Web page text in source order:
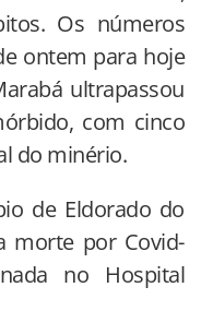
Os números
ontem para hoje
ultrapassou
com cinco
do minério.
de Eldorado do
morte por Covid-
no Hospital